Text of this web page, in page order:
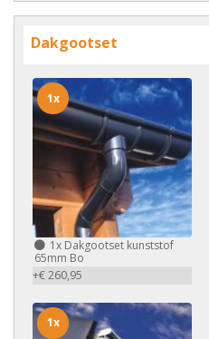
Dakgootset
1x Dakgootset kunststof
65mm Bo
+€ 260,95
1x
1x